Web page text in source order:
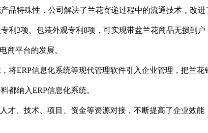
品特殊性，公司解决了兰花寄递过程中的流通技术，改
利 3项、包装外观专利 8项，可实现带盆兰花商品无损到户
商平台的发展。
将ERP信息化系统等现代管理软件引入企业管理，把兰花
都纳入ERP信息化系统。
才、技术、项目、资金等资源对接，不断提高了企业效